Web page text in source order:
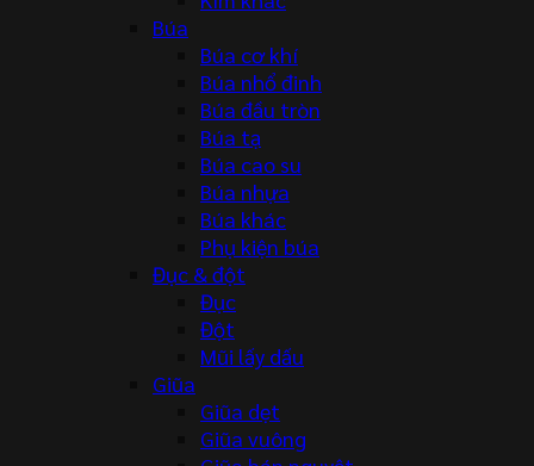
Búa
Búa cơ khí
Búa nhổ đinh
Búa đầu tròn
Búa tạ
Búa cao su
Búa nhựa
Búa khác
Phụ kiện búa
Đục & đột
Đục
Đột
Mũi lấy dấu
Giũa
Giũa dẹt
Giũa vuông